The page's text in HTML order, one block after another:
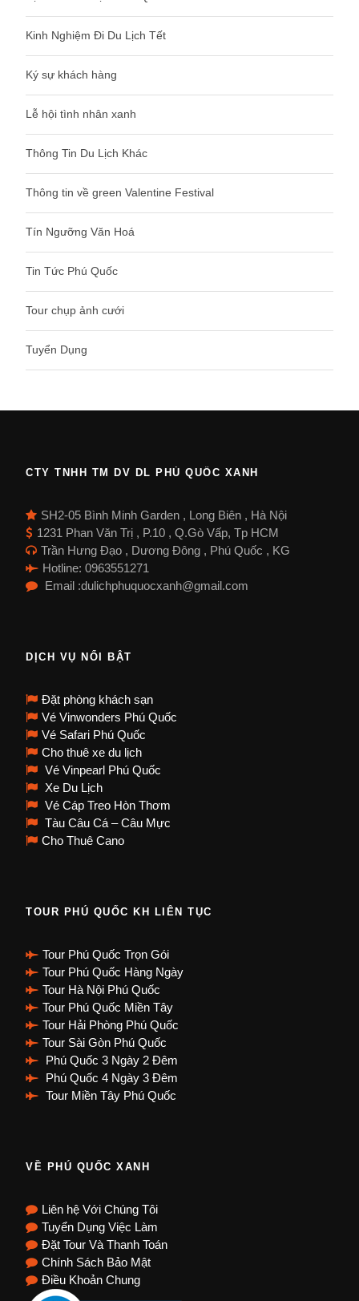
Kinh Nghiệm Đi Du Lịch Tết
Ký sự khách hàng
Lễ hội tình nhân xanh
Thông Tin Du Lịch Khác
Thông tin về green Valentine Festival
Tín Ngưỡng Văn Hoá
Tin Tức Phú Quốc
Tour chụp ảnh cưới
Tuyển Dụng
CTY TNHH TM DV DL PHÚ QUỐC XANH
SH2-05 Bình Minh Garden , Long Biên , Hà Nội
1231 Phan Văn Trị , P.10 , Q.Gò Vấp, Tp HCM
Trần Hưng Đạo , Dương Đông , Phú Quốc , KG
Hotline: 0963551271
Email :dulichphuquocxanh@gmail.com
DỊCH VỤ NỔI BẬT
Đặt phòng khách sạn
Vé Vinwonders Phú Quốc
Vé Safari Phú Quốc
Cho thuê xe du lịch
Vé Vinpearl Phú Quốc
Xe Du Lịch
Vé Cáp Treo Hòn Thơm
Tàu Câu Cá – Câu Mực
Cho Thuê Cano
TOUR PHÚ QUỐC KH LIÊN TỤC
Tour Phú Quốc Trọn Gói
Tour Phú Quốc Hàng Ngày
Tour Hà Nội Phú Quốc
Tour Phú Quốc Miền Tây
Tour Hải Phòng Phú Quốc
Tour Sài Gòn Phú Quốc
Phú Quốc 3 Ngày 2 Đêm
Phú Quốc 4 Ngày 3 Đêm
Tour Miền Tây Phú Quốc
VỀ PHÚ QUỐC XANH
Liên hệ Với Chúng Tôi
Tuyển Dụng Việc Làm
Đặt Tour Và Thanh Toán
Chính Sách Bảo Mật
Điều Khoản Chung